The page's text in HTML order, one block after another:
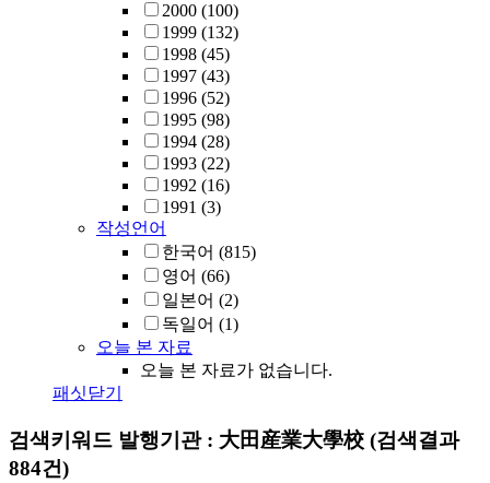
2000 (100)
1999 (132)
1998 (45)
1997 (43)
1996 (52)
1995 (98)
1994 (28)
1993 (22)
1992 (16)
1991 (3)
작성언어
한국어 (815)
영어 (66)
일본어 (2)
독일어 (1)
오늘 본 자료
오늘 본 자료가 없습니다.
패싯닫기
검색키워드 발행기관 : 大田産業大學校 (검색결과
884건)